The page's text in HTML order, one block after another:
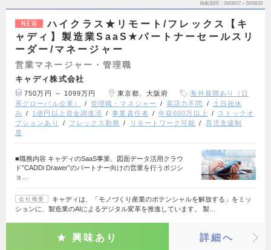
掲載期間 26/08/07～26/08/20
NEW
ハイクラス★リモート/フレックス【キ
ャディ】製造業SaaS★パートナーセールスリ
ーダー/マネージャー
営業マネージャー・管理職
キャディ株式会社
750万円 ～ 1099万円 東京都、大阪府
海外展開あり（日
系グローバル企業）
管理職・マネジャー 英語力不問
土日祝休
み
1億円以上資金調達済 事業責任者 年収600万以上
ストックオ
プションあり
フレックス勤務 リモートワーク可能
育児支援制
度
■職務内容 キャディのSaaS事業、図面データ活用クラウ
ド”CADDi Drawer”のパートナー向けの営業を行うポジシ
ョ…
会社概要
キャディは、「モノづくり産業のポテンシャルを解放する」をミッ
ションに、製造業のAIによるデジタル変革を推進しています。 製…
興味あり 詳細へ